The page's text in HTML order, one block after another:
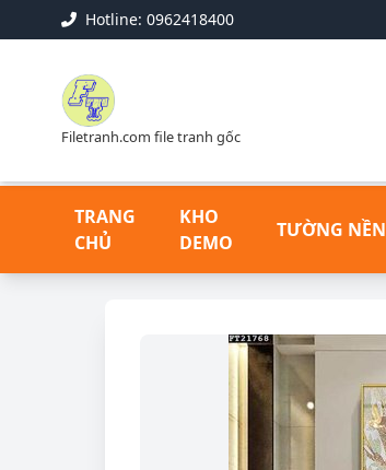
Hotline: 0962418400
Filetranh.com file tranh gốc
TRANG
CHỦ
KHO
DEMO
TƯỜNG NỀN